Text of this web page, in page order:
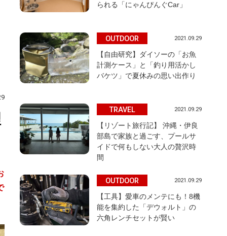
られる「にゃんぴんぐCar」
OUTDOOR 2021.09.29
【自由研究】ダイソーの「お魚
計測ケース」と「釣り用活かし
バケツ」で夏休みの思い出作り
TRAVEL 2021.09.29
【リゾート旅行記】 沖縄・伊良
部島で家族と過ごす、プールサ
イドで何もしない大人の贅沢時
間
OUTDOOR 2021.09.29
【工具】愛車のメンテにも！8機
能を集約した「デウォルト」の
六角レンチセットが賢い